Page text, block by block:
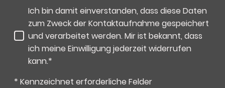
Ich bin damit einverstanden, dass diese Daten
zum Zweck der Kontaktaufnahme gespeichert
und verarbeitet werden. Mir ist bekannt, dass
ich meine Einwilligung jederzeit widerrufen
kann.*
* Kennzeichnet erforderliche Felder